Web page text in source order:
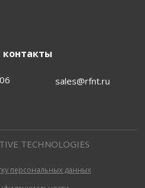
sales@rfnt.ru
TECHNOLOGIES
персональных данных